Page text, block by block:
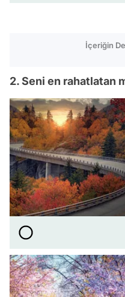
İçeriğin
2. Seni en rahatlatan